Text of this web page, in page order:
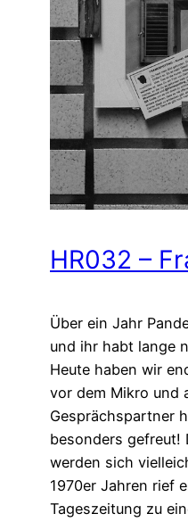
HR032 –
Über ein Jahr
und ihr habt lange
Heute haben wir
vor dem Mikro und
Gesprächspartner
besonders gefreut!
werden sich
1970er Jahren rief
Tageszeitung zu